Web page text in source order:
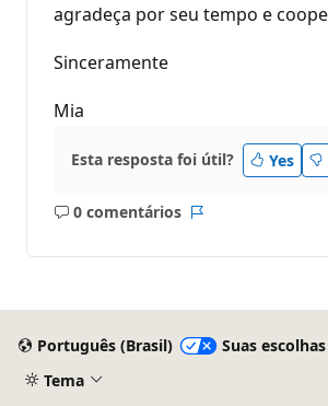
agradeça por seu tempo e
Sinceramente
Mia
Esta resposta foi útil? Yes
0 comentários
Sem
Português (Brasil)
Suas
Tema